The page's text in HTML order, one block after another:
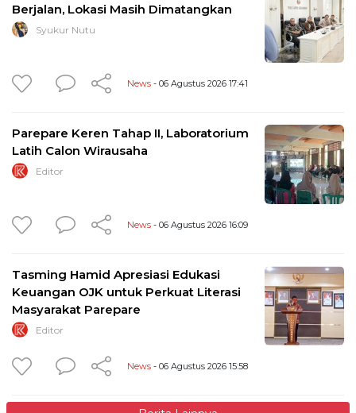
Berjalan, Lokasi Masih Dimatangkan
Syukur Nutu
News - 06 Agustus 2026 17:41
Parepare Keren Tahap II, Laboratorium
Latih Calon Wirausaha
Editor
News - 06 Agustus 2026 16:09
Tasming Hamid Apresiasi Edukasi
Keuangan OJK untuk Perkuat Literasi
Masyarakat Parepare
Editor
News - 06 Agustus 2026 15:58